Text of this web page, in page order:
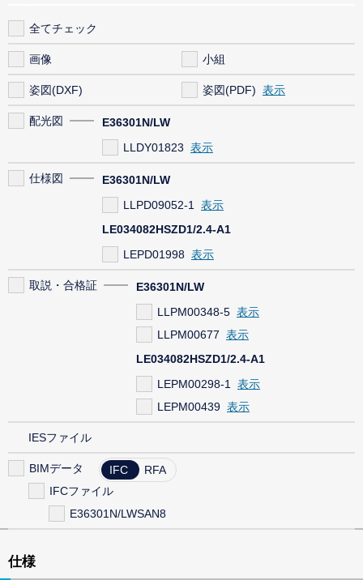
全てチェック
画像 小組
姿図(DXF) 姿図(PDF)
配光図
E36301N/LW
LLDY01823
仕様図
E36301N/LW
LLPD09052-1
LE034082HSZD1/2.4-A1
LEPD01998
取説・合格証
E36301N/LW
LLPM00348-5
LLPM00677
LE034082HSZD1/2.4-A1
LEPM00298-1
LEPM00439
IESファイル
BIMデータ IFC
RFA
IFCファイル
E36301N/LWSAN8
仕様